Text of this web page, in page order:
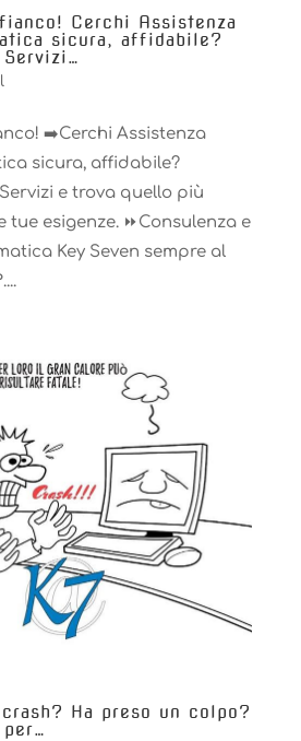
️Cerchi Assistenza
sicura, affidabile?
➡️Cerchi Assistenza
sicura, affidabile?
e trova quello più
esigenze. ⏩Consulenza e
Key Seven sempre al
Ha preso un colpo?